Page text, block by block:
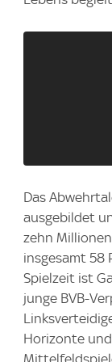
Das
ausgebildet
zehn
insgesamt 58
Spielzeit ist
junge BVB-
Horizonte